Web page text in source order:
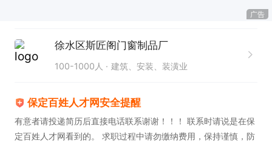
广告
徐水区斯匠阁门窗制品厂
100-1000人 建筑、安装、装潢业
保定百姓人才网安全提醒
有意者请投递简历后直接电话联系谢谢！！！ 联系时请说是在保
定百姓人才网看到的。 求职过程中请勿缴纳费用，保持谨慎，防